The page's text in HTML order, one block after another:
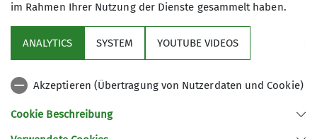
Nützliche Links
im Rahmen Ihrer Nutzung der Dienste gesammelt haben.
ANALYTICS SYSTEM YOUTUBE VIDEOS
Akzeptieren (Übertragung von Nutzerdaten und Cookie)
Cookie Beschreibung